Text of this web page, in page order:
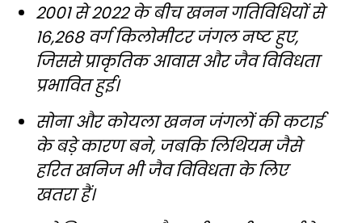
2001 से 2022 के बीच खनन गतिविधियों से
16,268 वर्ग किलोमीटर जंगल नष्ट हुए,
जिससे प्राकृतिक आवास और जैव विविधता
प्रभावित हुई।
सोना और कोयला खनन जंगलों की कटाई
के बड़े कारण बने, जबकि लिथियम जैसे
हरित खनिज भी जैव विविधता के लिए
खतरा हैं।